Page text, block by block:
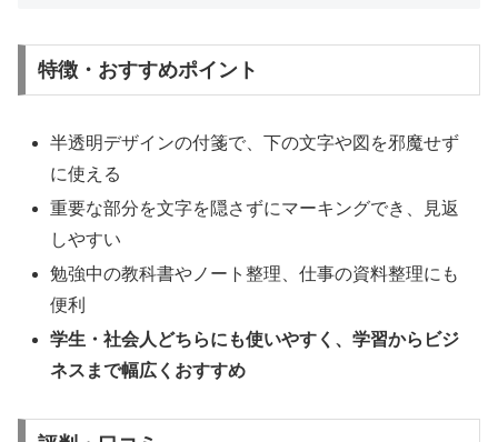
特徴・おすすめポイント
半透明デザインの付箋で、下の文字や図を邪魔せず
に使える
重要な部分を文字を隠さずにマーキングでき、見返
しやすい
勉強中の教科書やノート整理、仕事の資料整理にも
便利
学生・社会人どちらにも使いやすく、学習からビジ
ネスまで幅広くおすすめ